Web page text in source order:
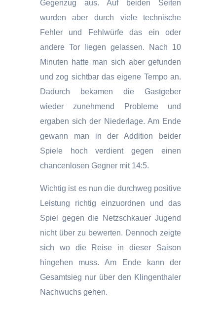
Gegenzug aus. Auf beiden Seiten
wurden aber durch viele technische
Fehler und Fehlwürfe das ein oder
andere Tor liegen gelassen. Nach 10
Minuten hatte man sich aber gefunden
und zog sichtbar das eigene Tempo an.
Dadurch bekamen die Gastgeber
wieder zunehmend Probleme und
ergaben sich der Niederlage. Am Ende
gewann man in der Addition beider
Spiele hoch verdient gegen einen
chancenlosen Gegner mit 14:5.
Wichtig ist es nun die durchweg positive
Leistung richtig einzuordnen und das
Spiel gegen die Netzschkauer Jugend
nicht über zu bewerten. Dennoch zeigte
sich wo die Reise in dieser Saison
hingehen muss. Am Ende kann der
Gesamtsieg nur über den Klingenthaler
Nachwuchs gehen.